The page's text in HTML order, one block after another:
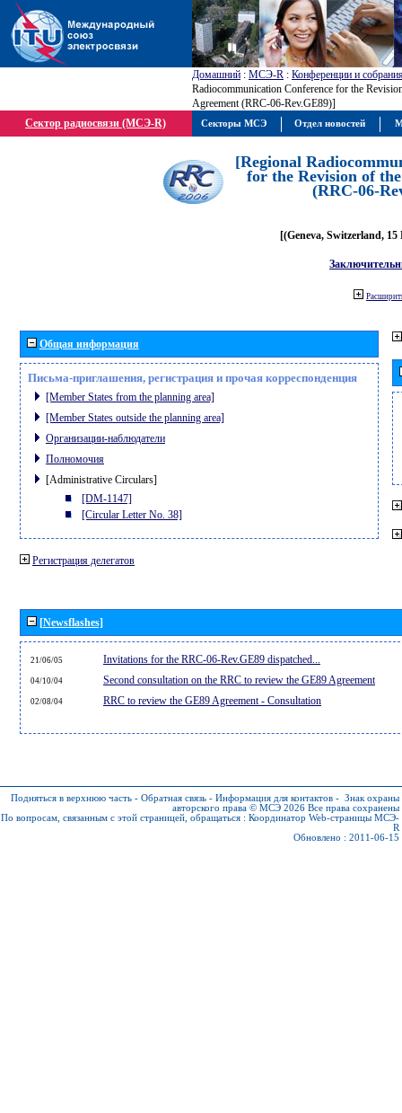
Домашний : МСЭ-R : Конференции и
Radiocommunication Conference for the
Agreement (RRC-06-Rev.GE89)]
Сектор радиосвязи (МСЭ-R)
[Regional
for the Revision of
(RRC-06-
[(Geneva, Switzerland, 15
Общая информация
Письма-приглашения, регистрация и прочая корреспонденция
[Member States from the planning area]
[Member States outside the planning area]
Организации-наблюдатели
Полномочия
[Administrative Circulars]
[DM-1147]
[Circular Letter No. 38]
Регистрация делегатов
[Newsflashes]
21/06/05 Invitations for the RRC-06-Rev.GE89 dispatched...
04/10/04 Second consultation on the RRC to review the GE89 Agreement
02/08/04 RRC to review the GE89 Agreement - Consultation
Подняться в верхнюю часть - Обратная связь - Информация для контактов - Знак охраны
авторского права © МСЭ 2026 Все права сохранены
По вопросам, связанным с этой страницей, обращаться : Координатор Web-страницы МСЭ-
R
Обновлено : 2011-06-15
Секторы МСЭ Отдел новостей